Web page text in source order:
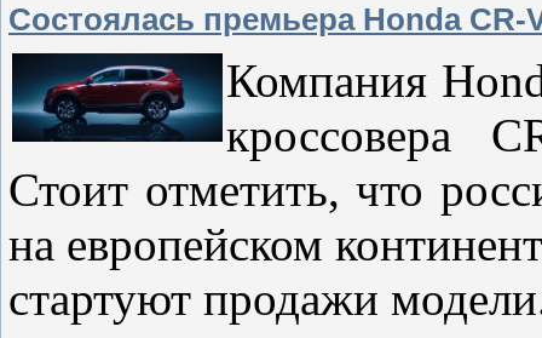
Состоялась премьера Honda
Компания
кроссовера
Стоит отметить, что
на европейском
стартуют продажи